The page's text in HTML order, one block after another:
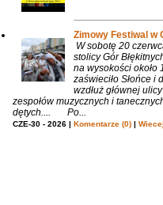
Zimowy Festiwal w
W sobotę 20
stolicy Gór
na wysokości około
zaświeciło Słońce
wzdłuż głównej
zespołów muzycznych i
dętych.... Po...
CZE-30 - 2026 | Komentarze (0)|